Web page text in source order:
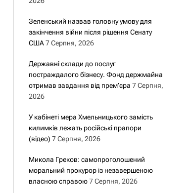
Зеленський назвав головну умову для
закінчення війни після рішення Сенату
США 7 Серпня, 2026
Державні склади до послуг
постраждалого бізнесу. Фонд держмайна
отримав завдання від прем’єра 7 Серпня,
2026
У кабінеті мера Хмельницького замість
килимків лежать російські прапори
(відео) 7 Серпня, 2026
Микола Греков: самопроголошений
моральний прокурор із незавершеною
власною справою 7 Серпня, 2026